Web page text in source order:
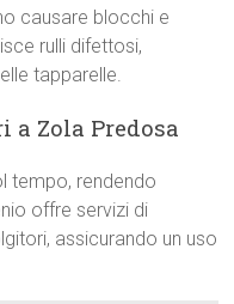
causare blocchi e
rulli difettosi,
tapparelle.
Zola Predosa
tempo, rendendo
offre servizi di
assicurando un uso